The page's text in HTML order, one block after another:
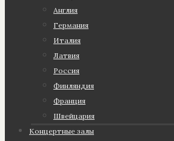
Англия
Германия
Италия
Латвия
Россия
Финляндия
Франция
Швейцария
Концертные залы